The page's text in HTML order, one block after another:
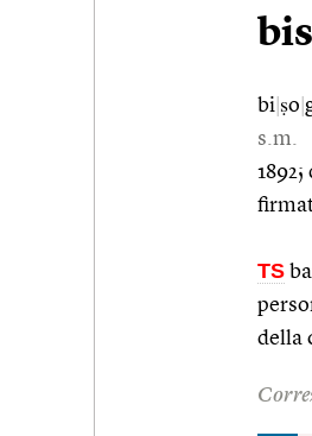
bi ṣo
s.m.
TS
della